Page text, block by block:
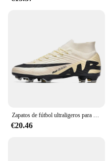
Zapatos de fútbol ultraligeros para hombre y niño, zapatillas de entrenamiento TF/FG, botas de fútbol, Chuteira Campo 34-45, 8528
€20.46